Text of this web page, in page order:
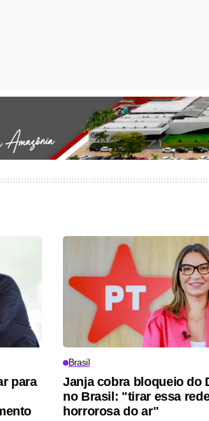
para
Brasil
Janja cobra bloqueio do
no Brasil: "tirar essa
horrorosa do ar"